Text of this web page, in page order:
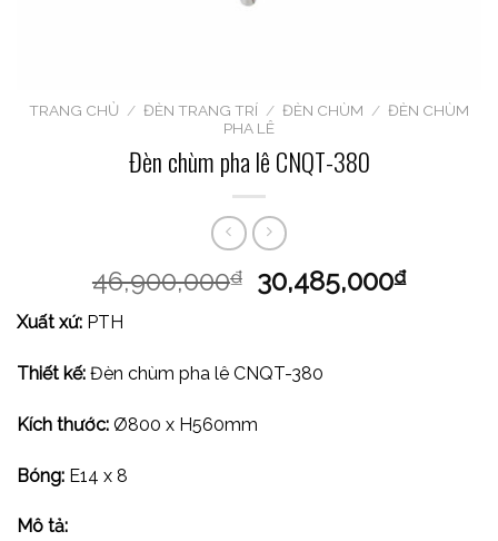
TRANG CHỦ / ĐÈN TRANG TRÍ / ĐÈN CHÙM / ĐÈN CHÙM
PHA LÊ
Đèn chùm pha lê CNQT-380
46,900,000₫ 30,485,000₫
Xuất xứ: PTH
Thiết kế: Đèn chùm pha lê CNQT-380
Kích thước: Ø800 x H560mm
Bóng: E14 x 8
Mô tả: